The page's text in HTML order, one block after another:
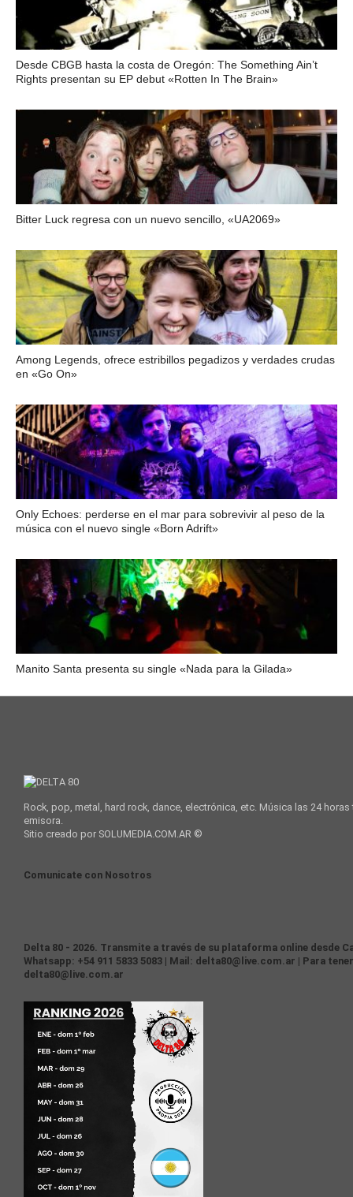
Desde CBGB hasta la costa de Oregón: The Something Ain’t
Rights presentan su EP debut «Rotten In The Brain»
Bitter Luck regresa con un nuevo sencillo, «UA2069»
Among Legends, ofrece estribillos pegadizos y verdades crudas
en «Go On»
Only Echoes: perderse en el mar para sobrevivir al peso de la
música con el nuevo single «Born Adrift»
Manito Santa presenta su single «Nada para la Gilada»
Rock, pop, metal, hard rock, dance, electrónica, etc. Música las 24
emisora.
Sitio creado por SOLUMEDIA.COM.AR ©
Comunicate con Nosotros
Delta 80 - 2026. Transmite a través de su plataforma online desde
Whatsapp: +54 911 5833 5083 | Mail: delta80@live.com.ar | Para
delta80@live.com.ar